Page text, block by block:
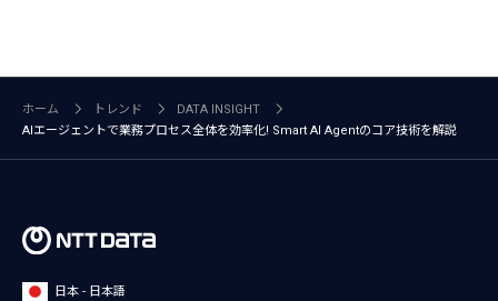
ホーム トレンド
DATA INSIGHT
AIエージェントで業務プロセス全体を効率化! Smart AI Agentのコア技術を解説
日本 - 日本語